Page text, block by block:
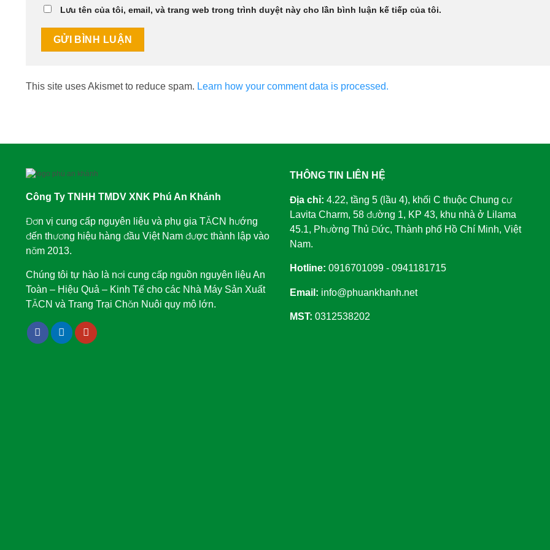
Lưu tên của tôi, email, và trang web trong trình duyệt này cho lần bình luận kế tiếp của tôi.
This site uses Akismet to reduce spam. Learn how your comment data is processed.
Công Ty TNHH TMDV XNK Phú An Khánh
Đơn vị cung cấp nguyên liệu và phụ gia TĂCN hướng
đến thương hiệu hàng đầu Việt Nam được thành lập vào
năm 2013.
Chúng tôi tự hào là nơi cung cấp nguồn nguyên liệu An
Toàn – Hiệu Quả – Kinh Tế cho các Nhà Máy Sản Xuất
TĂCN và Trang Trại Chăn Nuôi quy mô lớn.
THÔNG TIN LIÊN HỆ
Địa chỉ: 4.22, tầng 5 (lầu 4), khối C thuộc Chung cư
Lavita Charm, 58 đường 1, KP 43, khu nhà ở Lilama
45.1, Phường Thủ Đức, Thành phố Hồ Chí Minh, Việt
Nam.
Hotline: 0916701099 - 0941181715
Email: info@phuankhanh.net
MST: 0312538202